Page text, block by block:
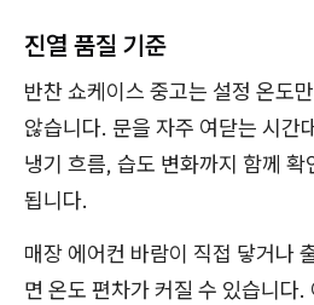
진열 품질 기준
반찬 쇼케이스 중고는 설정 온도
않습니다. 문을 자주 여닫는 시간
냉기 흐름, 습도 변화까지 함께
됩니다.
매장 에어컨 바람이 직접 닿거나
면 온도 편차가 커질 수 있습니다.